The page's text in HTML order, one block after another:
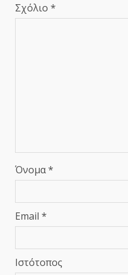
Σχόλιο *
Όνομα*
Email *
Ιστότοπος